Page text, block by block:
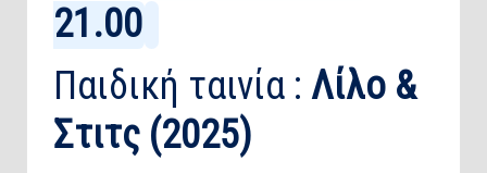
21.00
Παιδική ταινία : Λίλο &
Στιτς (2025)